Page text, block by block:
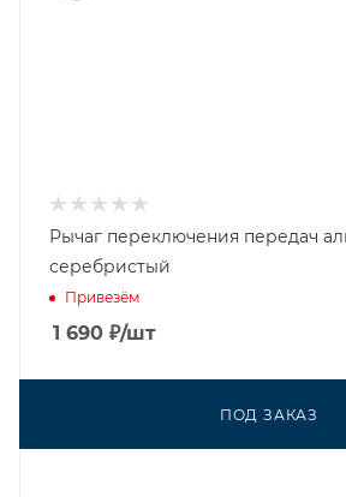
Рычаг переключения передач
серебристый
Привезём
1 690 ₽/шт
ПОД ЗАКАЗ